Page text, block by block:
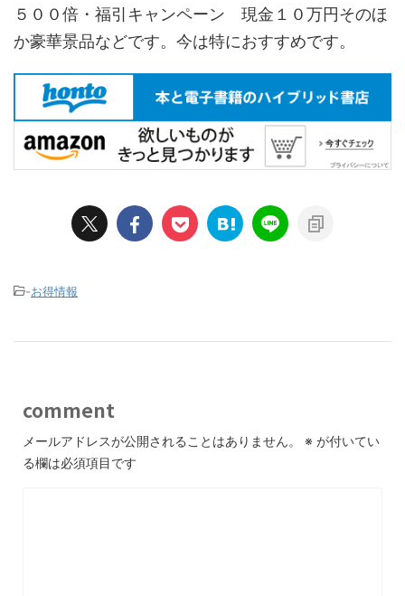
５００倍・福引キャンペーン 現金１０万円そのほ
か豪華景品などです。今は特におすすめです。
-お得情報
comment
メールアドレスが公開されることはありません。 ※ が付いてい
る欄は必須項目です